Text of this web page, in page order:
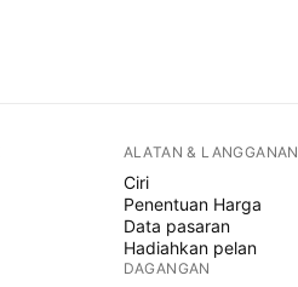
ALATAN & LANGGANAN
Ciri
Penentuan Harga
Data pasaran
Hadiahkan pelan
DAGANGAN